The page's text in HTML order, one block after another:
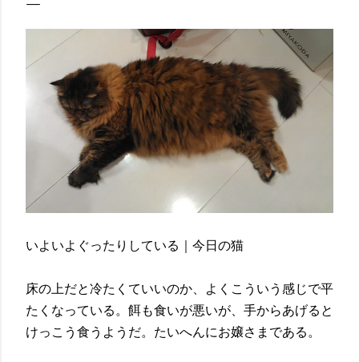
いよいよぐったりしている｜今日の猫
床の上だと冷たくていいのか、よくこういう感じで平
たくなっている。餌も食いが悪いが、手からあげると
けっこう食うようだ。たいへんにお嬢さまである。